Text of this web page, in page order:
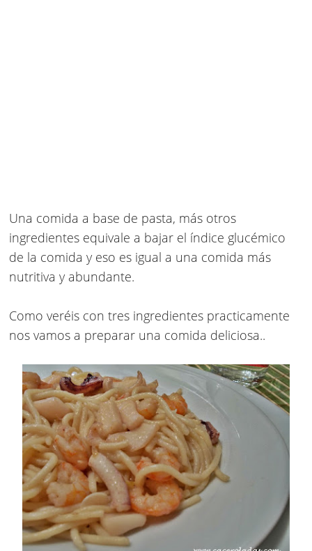
Una comida a base de pasta, más otros
ingredientes equivale a bajar el índice glucémico
de la comida y eso es igual a una comida más
nutritiva y abundante.
Como veréis con tres ingredientes practicamente
nos vamos a preparar una comida deliciosa..